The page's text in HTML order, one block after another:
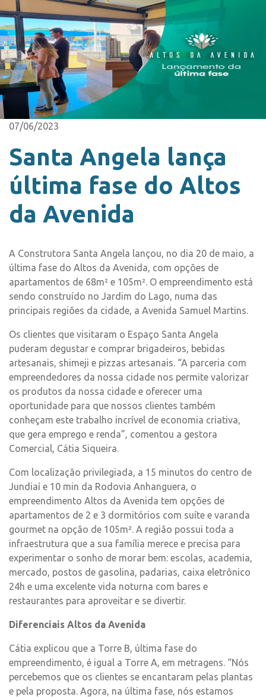
07/06/2023
Santa Angela lança
última fase do Altos
da Avenida
A Construtora Santa Angela lançou, no dia 20 de maio, a
última fase do Altos da Avenida, com opções de
apartamentos de 68m² e 105m². O empreendimento está
sendo construído no Jardim do Lago, numa das
principais regiões da cidade, a Avenida Samuel Martins.
Os clientes que visitaram o Espaço Santa Angela
puderam degustar e comprar brigadeiros, bebidas
artesanais, shimeji e pizzas artesanais. “A parceria com
empreendedores da nossa cidade nos permite valorizar
os produtos da nossa cidade e oferecer uma
oportunidade para que nossos clientes também
conheçam este trabalho incrível de economia criativa,
que gera emprego e renda”, comentou a gestora
Comercial, Cátia Siqueira.
Com localização privilegiada, a 15 minutos do centro de
Jundiaí e 10 min da Rodovia Anhanguera, o
empreendimento Altos da Avenida tem opções de
apartamentos de 2 e 3 dormitórios com suíte e varanda
gourmet na opção de 105m². A região possui toda a
infraestrutura que a sua família merece e precisa para
experimentar o sonho de morar bem: escolas, academia,
mercado, postos de gasolina, padarias, caixa eletrônico
24h e uma excelente vida noturna com bares e
restaurantes para aproveitar e se divertir.
Diferenciais Altos da Avenida
Cátia explicou que a Torre B, última fase do
empreendimento, é igual a Torre A, em metragens. “Nós
percebemos que os clientes se encantaram pelas plantas
e pela proposta. Agora, na última fase, nós estamos